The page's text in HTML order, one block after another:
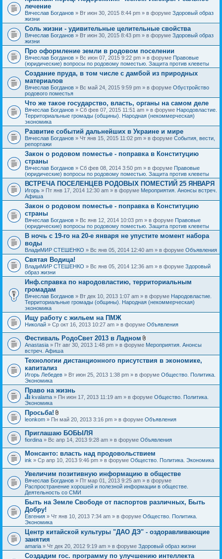
лечение
Вячеслав Богданов » Вт июн 30, 2015 8:44 pm » в форуме Здоровый образ
жизни
Соль жизни - удивительные целительные свойства
Вячеслав Богданов » Вт июн 30, 2015 8:43 pm » в форуме Здоровый образ
жизни
Про оформление земли в родовом поселении
Вячеслав Богданов » Вс июн 07, 2015 9:22 pm » в форуме Правовые
(юридические) вопросы по родовому поместью. Защита против клеветы
Создание пруда, в том числе с дамбой из природных
материалов
Вячеслав Богданов » Вс май 24, 2015 9:59 pm » в форуме Обустройство
родового поместья
Что же такое государство, власть, органы на самом деле
Вячеслав Богданов » Сб фев 07, 2015 11:51 am » в форуме Народовластие.
Территориальные громады (общины). Народная (некоммерческая)
экономика
Развитие событий дальнейших в Украине и мире
Вячеслав Богданов » Чт янв 15, 2015 11:02 pm » в форуме События, вести,
репортажи
Закон о родовом поместье - поправка в Конституцию
страны
Вячеслав Богданов » Сб фев 08, 2014 3:50 pm » в форуме Правовые
(юридические) вопросы по родовому поместью. Защита против клеветы
ВСТРЕЧА ПОСЕЛЕНЦЕВ РОДОВЫХ ПОМЕСТИЙ 25 ЯНВАРЯ
Игорь » Пт янв 17, 2014 12:30 am » в форуме Мероприятия. Анонсы встреч.
Афиша
Закон о родовом поместье - поправка в Конституцию
страны
Вячеслав Богданов » Вс янв 12, 2014 10:03 pm » в форуме Правовые
(юридические) вопросы по родовому поместью. Защита против клеветы
В ночь с 19-го на 20-е января не упустите момент набора
воды
ВладиМИР СТЕШЕНКО » Вс янв 05, 2014 12:40 am » в форуме Объявления
Святая Водица!
ВладиМИР СТЕШЕНКО » Вс янв 05, 2014 12:36 am » в форуме Здоровый
образ жизни
Инф.справка по народовластию, территориальным
громадам
Вячеслав Богданов » Вт дек 10, 2013 1:07 am » в форуме Народовластие.
Территориальные громады (общины). Народная (некоммерческая)
экономика
Ищу работу с жильем на ПМЖ
Николай » Ср окт 16, 2013 10:27 am » в форуме Объявления
Фестиваль РодоСвет 2013 в Ладном
В
о
ж
н
и
я
Anastasia » Пт авг 30, 2013 1:48 pm » в форуме Мероприятия. Анонсы
встреч. Афиша
Технологии дистанционного присутствия в экономике,
капитализ
Игорь Лебедев » Вт июн 25, 2013 1:38 pm » в форуме Общество. Политика.
Экономика
Право на жизнь
Д
а
н
н
я
т
е
м
а
с
о
д
е
р
ж
и
т
о
п
р
о
с
.
kvalama » Пн июн 17, 2013 11:19 am » в форуме Общество. Политика.
Экономика
Просьба!
В
о
ж
е
н
и
я
leonkom » Пн май 20, 2013 3:16 pm » в форуме Объявления
Приглашаю БОБЫЛЯ
fiordina » Вс апр 14, 2013 9:28 am » в форуме Объявления
Монсанто: власть над продовольствием
ink » Ср апр 10, 2013 9:46 pm » в форуме Общество. Политика. Экономика
Увеличим позитивную информацию в обществе
Вячеслав Богданов » Пт мар 01, 2013 9:25 am » в форуме
Распространение хорошей и полезной информации в обществе.
Деятельность со СМИ
Быть на Земле Свободе от паспортов различных, Быть
Добру!
Евгения » Чт янв 10, 2013 7:34 am » в форуме Общество. Политика.
Экономика
Центр китайской культуры "ДАО ДЭ" - оздоравливающие
занятия
amaria » Чт дек 20, 2012 9:19 am » в форуме Здоровый образ жизни
Создадим гос. программу по улучшению интеллекта